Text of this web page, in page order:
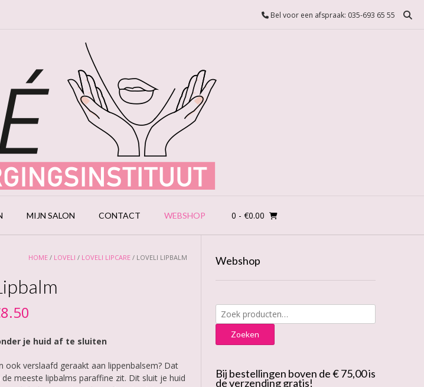
Bel voor een afspraak: 035-693 65 55
MIJN SALON CONTACT WEBSHOP 0 - €0.00
HOME / LOVELI / LOVELI LIPCARE / LOVELI LIPBALM
8.50
€6.50
€8.50
je huid af te sluiten
ook verslaafd geraakt aan lippenbalsem? Dat
meeste lipbalms paraffine zit. Dit sluit je huid
Webshop
Zoeken
naar:
Zoeken
Bij bestellingen boven de € 75,00 is
de verzending gratis!